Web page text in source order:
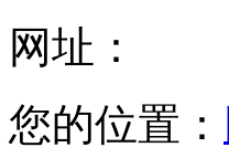
网址：
您的位置：